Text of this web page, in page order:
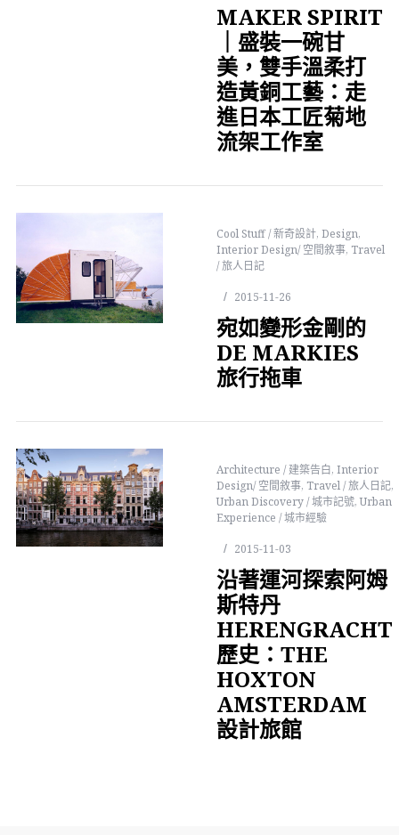
MAKER SPIRIT
｜盛裝一碗甘
美，雙手溫柔打
造黃銅工藝：走
進日本工匠菊地
流架工作室
Cool Stuff / 新奇設計, Design,
Interior Design/ 空間敘事, Travel
/ 旅人日記
2015-11-26
宛如變形金剛的
DE MARKIES
旅行拖車
Architecture / 建築告白, Interior
Design/ 空間敘事, Travel / 旅人日記,
Urban Discovery / 城市記號,Urban
Experience / 城市經驗
2015-11-03
沿著運河探索阿姆
斯特丹
HERENGRACHT
歷史：THE
HOXTON
AMSTERDAM
設計旅館